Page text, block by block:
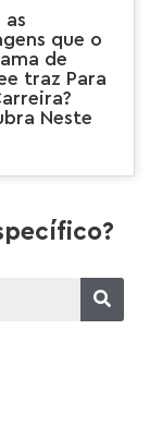
as
que o
de
traz Para
Neste